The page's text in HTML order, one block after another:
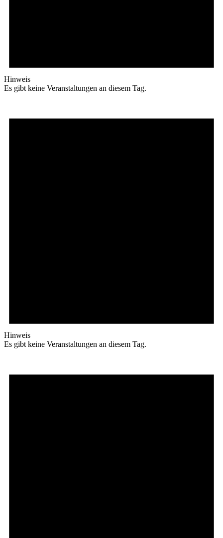
Hinweis
Es gibt keine Veranstaltungen an diesem Tag.
Hinweis
Es gibt keine Veranstaltungen an diesem Tag.